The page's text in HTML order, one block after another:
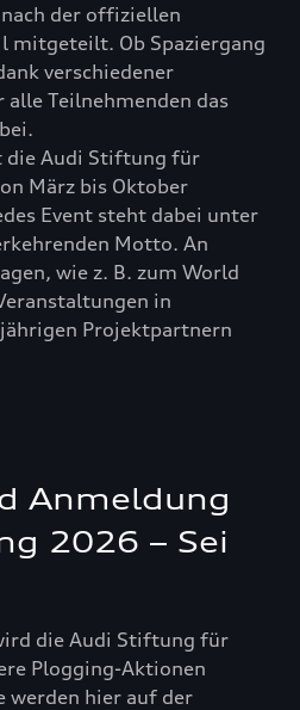
der offiziellen
mitgeteilt. Ob Spaziergang
verschiedener
Teilnehmenden das
die Audi Stiftung für
März bis Oktober
Event steht dabei unter
Motto. An
wie z. B. zum World
in
Projektpartnern
Anmeldung
2026 – Sei
die Audi Stiftung für
Plogging-Aktionen
werden hier auf der